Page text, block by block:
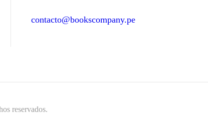
contacto@bookscompany.pe
reservados.